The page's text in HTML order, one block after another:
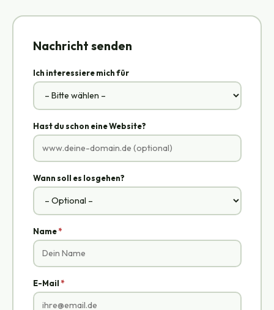
Nachricht senden
Ich interessiere mich für
Hast du schon eine Website?
Wann soll es losgehen?
Name
E-Mail